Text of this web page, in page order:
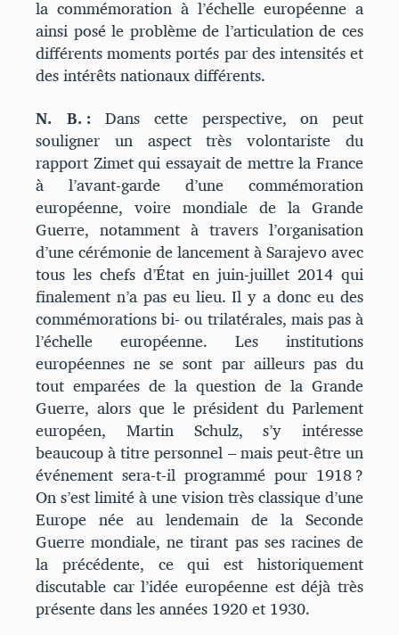
la commémoration à l’échelle européenne a
ainsi posé le problème de l’articulation de ces
différents moments portés par des intensités et
des intérêts nationaux différents.
N. B. :Dans cette perspective, on peut
souligner un aspect très volontariste du
rapport Zimet qui essayait de mettre la France
à l’avant-garde d’une commémoration
européenne, voire mondiale de la Grande
Guerre, notamment à travers l’organisation
d’une cérémonie de lancement à Sarajevo avec
tous les chefs d’État en juin-juillet 2014 qui
finalement n’a pas eu lieu. Il y a donc eu des
commémorations bi- ou trilatérales, mais pas à
l’échelle européenne. Les institutions
européennes ne se sont par ailleurs pas du
tout emparées de la question de la Grande
Guerre, alors que le président du Parlement
européen, Martin Schulz, s’y intéresse
beaucoup à titre personnel – mais peut-être un
événement sera-t-il programmé pour 1918 ?
On s’est limité à une vision très classique d’une
Europe née au lendemain de la Seconde
Guerre mondiale, ne tirant pas ses racines de
la précédente, ce qui est historiquement
discutable car l’idée européenne est déjà très
présente dans les années 1920 et 1930.